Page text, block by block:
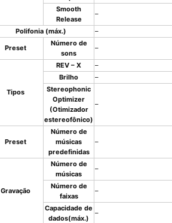
Smooth
Release
–
Polifonia (máx.)
–
Preset
Número de
sons
–
Tipos
REV – X
–
Brilho
–
Stereophonic
Optimizer
(Otimizador
estereofônico)
–
Preset
Número de
músicas
predefinidas
–
Gravação
Número de
músicas
–
Número de
faixas
–
Capacidade de
dados(máx.)
–